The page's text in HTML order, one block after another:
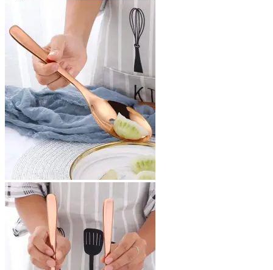
€49,95 €29,95.